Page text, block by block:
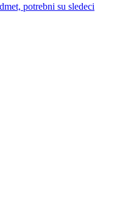
potrebni su sledeci